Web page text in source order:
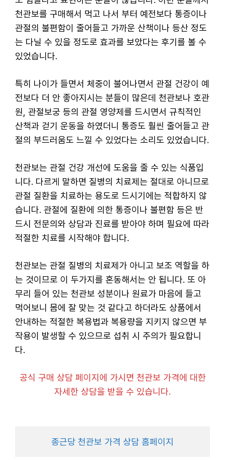
천관보를 구매해서 먹고 나서 부터 예전보다 통증이나
관절의 불편함이 줄어들고 가까운 산책이나 등산 정도
는 다닐 수 있을 정도로 효과를 보았다는 후기를 볼 수
있었습니다.
특히 나이가 들면서 체중이 불어나면서 관절 건강이 예
전보다 더 안 좋아지시는 분들이 많은데 천관보나 호관
원, 관절보궁 등의 관절 영양제를 드시면서 규칙적인
산책과 걷기 운동을 하였더니 통증도 훨씬 줄어들고 관
절의 부드러움도 느낄 수 있었다는 소리도 있었습니다.
천관보는 관절 건강 개선에 도움을 줄 수 있는 식품입
니다. 다르게 말하면 질병의 치료제는 절대로 아니므로
관절 질환을 치료하는 용도로 드시기에는 적합하지 않
습니다. 관절에 질환에 의한 통증이나 불편함 등은 반
드시 전문의와 상담과 진료를 받아야 하며 필요에 따라
적절한 치료를 시작해야 합니다.
천관보는 관절 질병의 치료제가 아니고 보조 역할을 하
는 것이므로 이 두가지를 혼동해서는 안 됩니다. 또 아
무리 들어 있는 천관보 성분이나 원료가 마음에 들고
먹어보니 몸에 잘 맞는 것 같다고 하더라도 상품에서
안내하는 적절한 복용법과 복용량을 지키지 않으면 부
작용이 발생할 수 있으므로 섭취 시 주의가 필요합니
다.
공식 구매 상담 페이지에 가시면 천관보 가격에 대한
자세한 상담을 받을 수 있습니다.
종근당 천관보 가격 상담 홈페이지